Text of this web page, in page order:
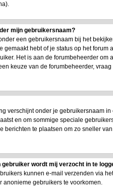
mijn gebruikersnaam?
een gebruikersnaam bij het
gemaakt hebt of je status op het
Het is aan de forumbeheerder
keuze van de forumbeheerder,
verschijnt onder je gebruikersnaam
en om sommige speciale
berichten te plaatsen om zo sneller
wordt mij verzocht in te
kunnen e-mail verzenden via
anonieme gebruikers te voorkomen.